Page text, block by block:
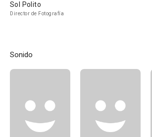
Sol Polito
Director de Fotografía
Sonido